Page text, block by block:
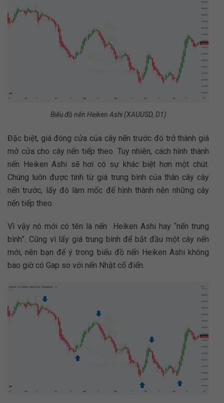
Biểu đồ nến Heiken Ashi (XAUUSD, D1)
Đặc biệt, giá đóng cửa của cây nến trước đó trở thành giá
mở cửa cho cây nến tiếp theo. Tuy nhiên, cách hình thành
nến Heiken Ashi sẽ hơi có sự khác biệt hơn một chút.
Chúng luôn được tính từ giá trung bình của thân cây cây
nến trước, lấy đó làm mốc để hình thành nên những cây
nến tiếp theo.
Vì vậy nó mới có tên là nến Heiken Ashi hay “nến trung
bình”. Cũng vì lấy giá trung bình để bắt đầu một cây nến
mới, nên bạn để ý trong biểu đồ nến Heiken Ashi không
bao giờ có Gap so với nến Nhật cổ điển.